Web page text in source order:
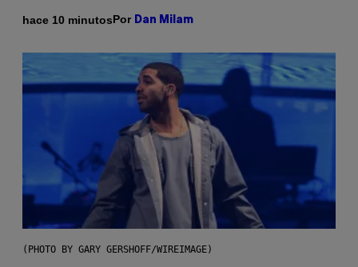
hace 10 minutosPor Dan Milam
(PHOTO BY GARY GERSHOFF/WIREIMAGE)